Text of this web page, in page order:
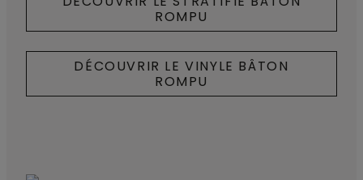
ROMPU
DÉCOUVRIR LE VINYLE BÂTON
ROMPU